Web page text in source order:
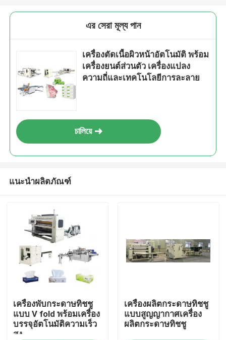
এর সেরা মূল্য পান
เครื่องตัดเนื้อผิวหน้าอัตโนมัติ พร้อม
เครื่องยนต์ส่วนตัว เครื่องแปลง
ความถี่และเทคโนโลยีการละลาย
চালিয়ে
แนะนำผลิตภัณฑ์
เครื่องพับกระดาษทิชชู
แบบ V fold พร้อมเครื่อง
บรรจุอัตโนมัติความเร็ว
สูง
เครื่องผลิตกระดาษทิชชู
แบบสูญญากาศเครื่อง
ผลิตกระดาษทิชชู